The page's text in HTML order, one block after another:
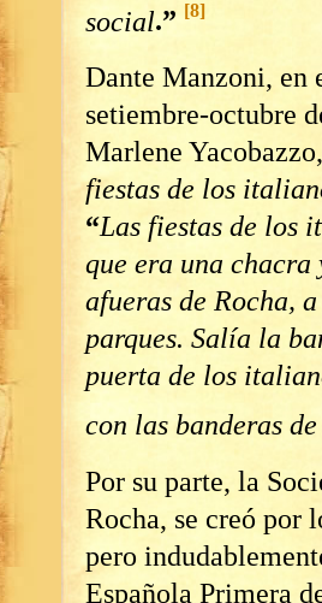
social.” [8]
Dante Manzoni, en
setiembre-octubre
Marlene
fiestas de los
“Las fiestas de los
que era una chacra
afueras de Rocha,
parques. Salía la
puerta de los
con las banderas
Por su parte, la
Rocha, se creó por
pero
Española Primera